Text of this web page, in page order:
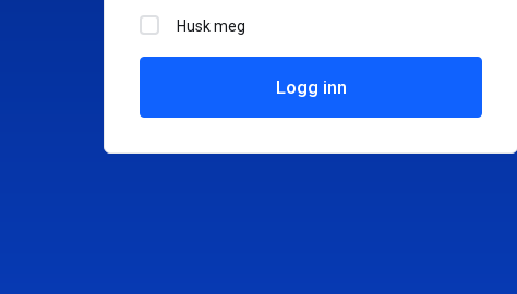
Husk meg
Logg inn